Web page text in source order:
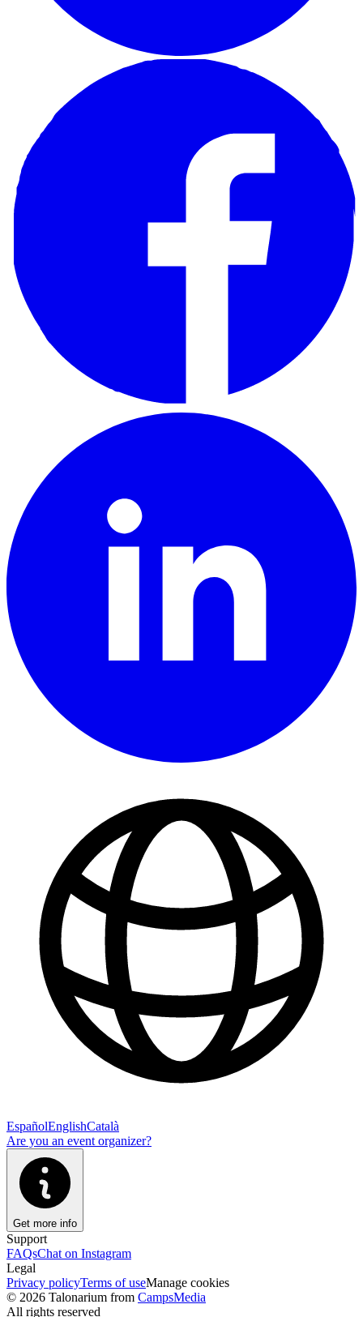
EspañolEnglishCatalà
Are you an event organizer?
Get more info
Support
FAQsChat on Instagram
Legal
Privacy policyTerms of useManage cookies
© 2026 Talonarium from CampsMedia
All rights reserved